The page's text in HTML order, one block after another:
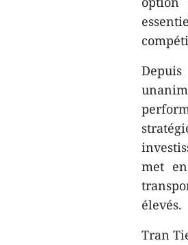
met
élevés.
Tran